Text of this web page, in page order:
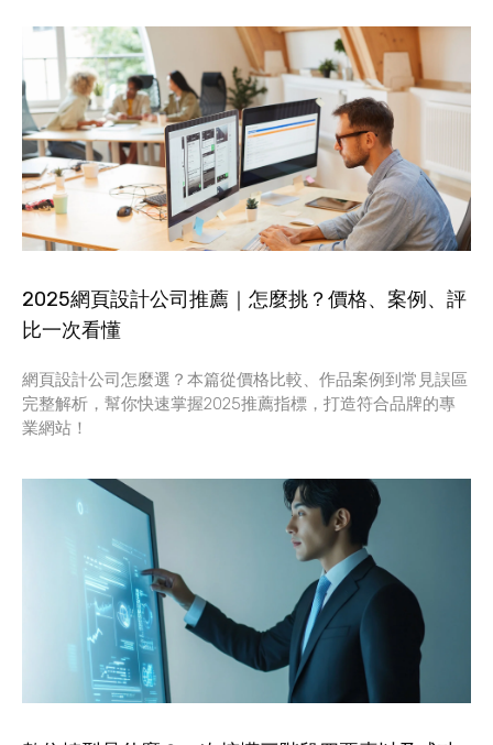
2025網頁設計公司推薦｜怎麼挑？價格、案例、評
比一次看懂
網頁設計公司怎麼選？本篇從價格比較、作品案例到常見誤區
完整解析，幫你快速掌握2025推薦指標，打造符合品牌的專
業網站！